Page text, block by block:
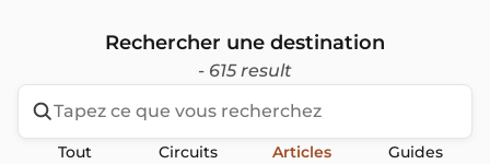
Rechercher une destination
- 615 result
Tout Circuits Articles Guides